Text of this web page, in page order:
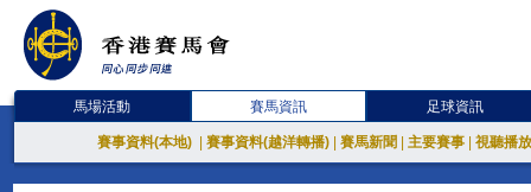
馬場活動 賽馬資訊 足球資訊
賽事資料(本地) 賽事資料(越洋轉播) 賽馬新聞 主要賽事 視聽播